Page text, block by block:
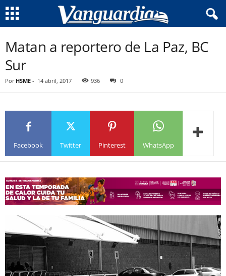
Matan a reportero de La Paz, BC
Sur
Por HSME - 14 abril, 2017 936 0
Facebook Twitter Pinterest WhatsApp